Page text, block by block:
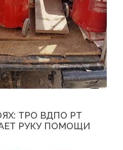
ТРО ВДПО РТ
РУКУ ПОМОЩИ